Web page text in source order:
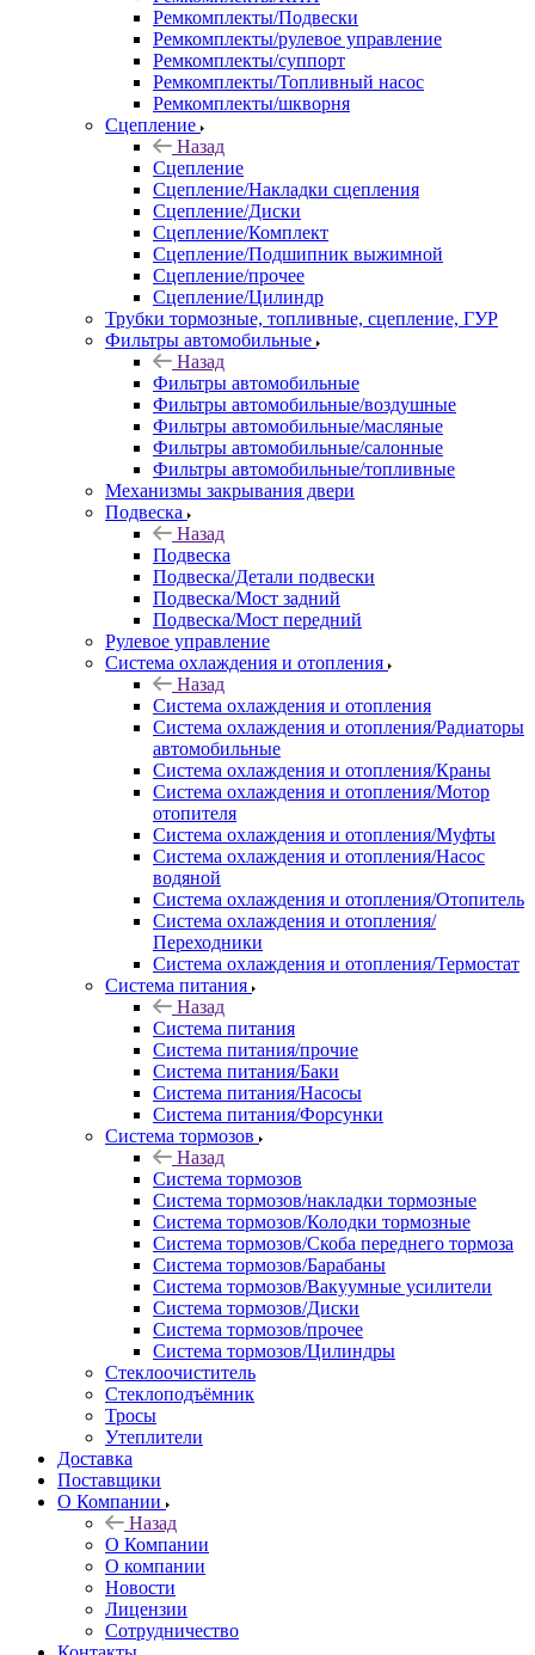
Ремкомплекты/Подвески
Ремкомплекты/рулевое управление
Ремкомплекты/суппорт
Ремкомплекты/Топливный насос
Ремкомплекты/шкворня
Сцепление
Назад
Сцепление
Сцепление/Накладки сцепления
Сцепление/Диски
Сцепление/Комплект
Сцепление/Подшипник выжимной
Сцепление/прочее
Сцепление/Цилиндр
Трубки тормозные, топливные, сцепление, ГУР
Фильтры автомобильные
Назад
Фильтры автомобильные
Фильтры автомобильные/воздушные
Фильтры автомобильные/масляные
Фильтры автомобильные/салонные
Фильтры автомобильные/топливные
Механизмы закрывания двери
Подвеска
Назад
Подвеска
Подвеска/Детали подвески
Подвеска/Мост задний
Подвеска/Мост передний
Рулевое управление
Система охлаждения и отопления
Назад
Система охлаждения и отопления
Система охлаждения и отопления/Радиаторы
автомобильные
Система охлаждения и отопления/Краны
Система охлаждения и отопления/Мотор
отопителя
Система охлаждения и отопления/Муфты
Система охлаждения и отопления/Насос
водяной
Система охлаждения и отопления/Отопитель
Система охлаждения и отопления/
Переходники
Система охлаждения и отопления/Термостат
Система питания
Назад
Система питания
Система питания/прочие
Система питания/Баки
Система питания/Насосы
Система питания/Форсунки
Система тормозов
Назад
Система тормозов
Система тормозов/накладки тормозные
Система тормозов/Колодки тормозные
Система тормозов/Скоба переднего тормоза
Система тормозов/Барабаны
Система тормозов/Вакуумные усилители
Система тормозов/Диски
Система тормозов/прочее
Система тормозов/Цилиндры
Стеклоочиститель
Стеклоподъёмник
Тросы
Утеплители
Доставка
Поставщики
О Компании
Назад
О Компании
О компании
Новости
Лицензии
Сотрудничество